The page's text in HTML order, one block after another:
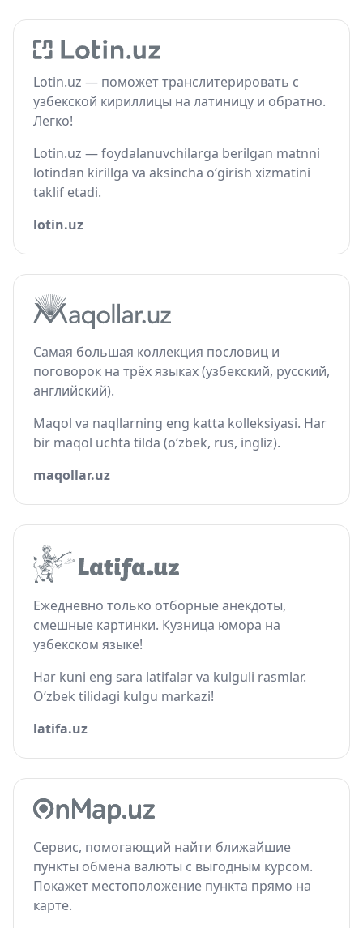
Lotin.uz — поможет транслитерировать с
узбекской кириллицы на латиницу и обратно.
Легко!
Lotin.uz — foydalanuvchilarga berilgan matnni
lotindan kirillga va aksincha o‘girish xizmatini
taklif etadi.
lotin.uz
Самая большая коллекция пословиц и
поговорок на трёх языках (узбекский, русский,
английский).
Maqol va naqllarning eng katta kolleksiyasi. Har
bir maqol uchta tilda (o‘zbek, rus, ingliz).
maqollar.uz
Ежедневно только отборные анекдоты,
смешные картинки. Кузница юмора на
узбекском языке!
Har kuni eng sara latifalar va kulguli rasmlar.
O‘zbek tilidagi kulgu markazi!
latifa.uz
Сервис, помогающий найти ближайшие
пункты обмена валюты с выгодным курсом.
Покажет местоположение пункта прямо на
карте.